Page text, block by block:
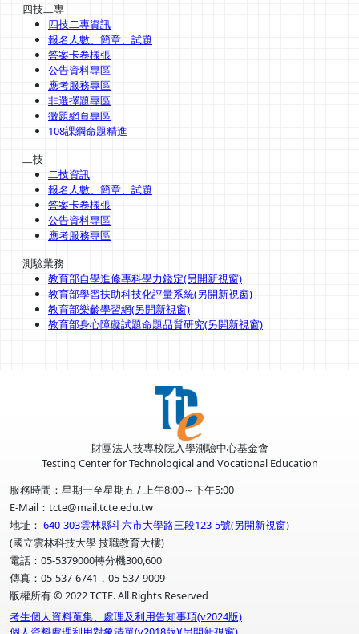
四技二專
四技二專資訊
報名人數、簡章、試題
答案卡卷樣張
公告資料專區
應考服務專區
非選擇題專區
徵題網頁專區
108課綱命題精進
二技
二技資訊
報名人數、簡章、試題
答案卡卷樣張
公告資料專區
應考服務專區
測驗業務
教育部自學進修專科學力鑑定(另開新視窗)
教育部學習扶助科技化評量系統(另開新視窗)
教育部樂齡學習網(另開新視窗)
教育部身心障礙試題命題品質研究(另開新視窗)
財團法人技專校院入學測驗中心基金會
Testing Center for Technological and Vocational Education
服務時間：星期一至星期五 / 上午8:00～下午5:00
E-Mail：tcte@mail.tcte.edu.tw
地址： 640-303雲林縣斗六市大學路三段123-5號(另開新視窗)
(國立雲林科技大學 技職教育大樓)
電話：05-5379000轉分機300,600
傳真：05-537-6741，05-537-9009
版權所有 © 2022 TCTE. All Rights Reserved
考生個人資料蒐集、處理及利用告知事項(v2024版)